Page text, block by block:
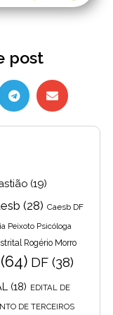
post
(19)
(28) Caesb DF
Peixoto Psicóloga
Rogério Morro
DF (38)
(18) EDITAL DE
DE TERCEIROS